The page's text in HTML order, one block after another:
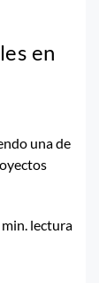
en
una de
min. lectura